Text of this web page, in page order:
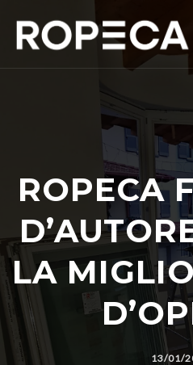
ROPECA
LA
13/01/